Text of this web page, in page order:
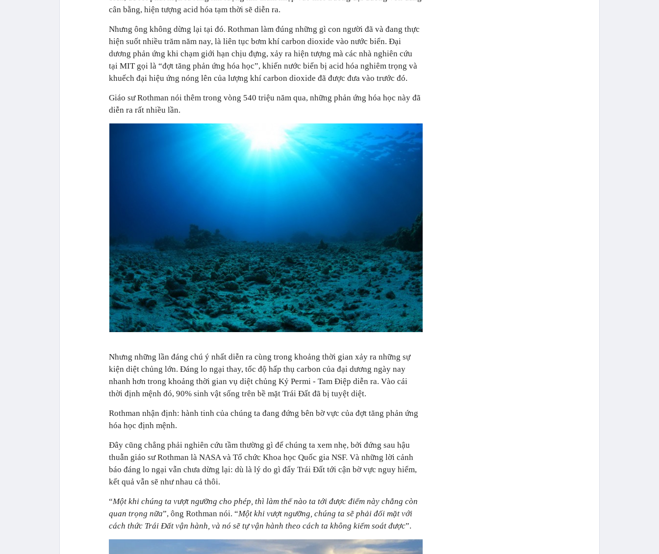
cân bằng, hiện tượng acid hóa tạm thời sẽ diễn ra.
Nhưng ông không dừng lại tại đó. Rothman làm đúng những gì con người đã và đang thực
hiện suốt nhiều trăm năm nay, là liên tục bơm khí carbon dioxide vào nước biển. Đại
dương phản ứng khi chạm giới hạn chịu đựng, xảy ra hiện tượng mà các nhà nghiên cứu
tại MIT gọi là “đợt tăng phản ứng hóa học”, khiến nước biển bị acid hóa nghiêm trọng và
khuếch đại hiệu ứng nóng lên của lượng khí carbon dioxide đã được đưa vào trước đó.
Giáo sư Rothman nói thêm trong vòng 540 triệu năm qua, những phản ứng hóa học này đã
diễn ra rất nhiều lần.
Nhưng những lần đáng chú ý nhất diễn ra cùng trong khoảng thời gian xảy ra những sự
kiện diệt chủng lớn. Đáng lo ngại thay, tốc độ hấp thụ carbon của đại dương ngày nay
nhanh hơn trong khoảng thời gian vụ diệt chủng Kỷ Permi - Tam Điệp diễn ra. Vào cái
thời định mệnh đó, 90% sinh vật sống trên bề mặt Trái Đất đã bị tuyệt diệt.
Rothman nhận định: hành tinh của chúng ta đang đứng bên bờ vực của đợt tăng phản ứng
hóa học định mệnh.
Đây cũng chẳng phải nghiên cứu tầm thường gì để chúng ta xem nhẹ, bởi đứng sau hậu
thuẫn giáo sư Rothman là NASA và Tổ chức Khoa học Quốc gia NSF. Và những lời cảnh
báo đáng lo ngại vẫn chưa dừng lại: dù là lý do gì đẩy Trái Đất tới cận bờ vực nguy hiểm,
kết quả vẫn sẽ như nhau cả thôi.
“Một khi chúng ta vượt ngưỡng cho phép, thì làm thế nào ta tới được điểm này chẳng còn
quan trọng nữa”, ông Rothman nói. “Một khi vượt ngưỡng, chúng ta sẽ phải đối mặt với
cách thức Trái Đất vận hành, và nó sẽ tự vận hành theo cách ta không kiểm soát được”.